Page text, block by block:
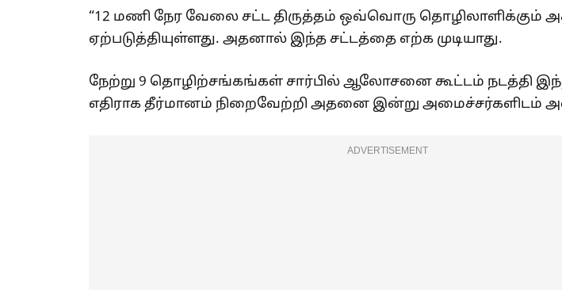
“12 மணி நேர வேலை சட்ட திருத்தம் ஒவ்வொரு
ஏற்படுத்தியுள்ளது. அதனால் இந்த சட்டத்தை எற்க முடியாது.
நேற்று 9 தொழிற்சங்கங்கள் சார்பில் ஆலோசனை கூட்டம் நடத்தி
எதிராக தீர்மானம் நிறைவேற்றி அதனை இன்று அமைச்சர்களிடம்
ADVERTISEMENT